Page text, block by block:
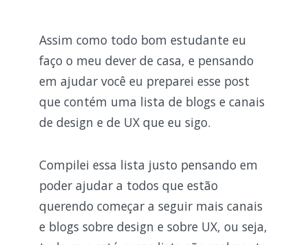
Assim como todo bom estudante eu
faço o meu dever de casa, e pensando
em ajudar você eu preparei esse post
que contém uma lista de blogs e canais
de design e de UX que eu sigo.
Compilei essa lista justo pensando em
poder ajudar a todos que estão
querendo começar a seguir mais canais
e blogs sobre design e sobre UX, ou seja,